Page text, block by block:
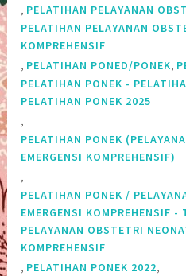
, PELATIHAN PELAYANAN
PELATIHAN PELAYANAN
KOMPREHENSIF
, PELATIHAN PONED/PONEK,
PELATIHAN PONEK -
PELATIHAN PONEK 2025
,
PELATIHAN PONEK
EMERGENSI KOMPREHENSIF)
,
PELATIHAN PONEK /
EMERGENSI KOMPREHENSIF
PELAYANAN OBSTETRI
KOMPREHENSIF
, PELATIHAN PONEK 2022,